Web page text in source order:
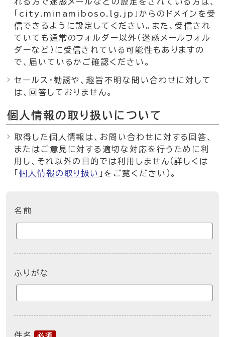
「city.minamiboso.lg.jp」からのドメインを受
信できるように設定してください。また、受信され
ていても通常のフォルダー以外（迷惑メールフォル
ダーなど）に受信されている可能性もありますの
で、届いているかご確認ください。
セールス・勧誘や、趣旨不明な問い合わせに対して
は、回答しておりません。
個人情報の取り扱いについて
取得した個人情報は、お問い合わせに対する回答、
またはご意見に対する適切な対応を行うために利
用し、それ以外の目的では利用しません（詳しくは
個人情報の取り扱い 」をご覧ください）。
名前
ふりがな
件名 必須